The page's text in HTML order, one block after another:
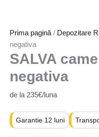
Prima pagină / Depozitare
negativa
SALVA
negativa
de la 235€/luna
Garantie 12 luni